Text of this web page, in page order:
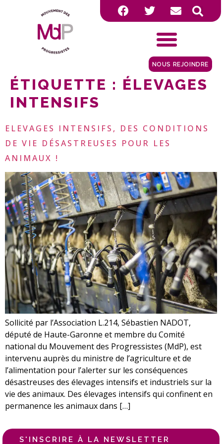
NOUS REJOINDRE
ÉTIQUETTE : ÉLEVAGES
INTENSIFS
ELEVAGES INTENSIFS, DES CONDITIONS
DE VIE DÉSASTREUSES POUR LES
ANIMAUX !
Sollicité par l’Association L.214, Sébastien NADOT,
député de Haute-Garonne et membre du Comité
national du Mouvement des Progressistes (MdP), est
intervenu auprès du ministre de l’agriculture et de
l’alimentation pour l’alerter sur les conséquences
désastreuses des élevages intensifs et industriels sur la
vie des animaux. Des élevages intensifs qui confinent en
permanence les animaux dans […]
S'INSCRIRE À LA NEWSLETTER